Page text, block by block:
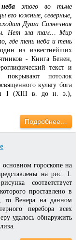
этого во тьме
его южные, северные,
Душа Солнечная
Нет зла там… Мир
где тень неба и тень
из известнейших
- Книга Бенен,
текст и
покрывают потолок
культу бога
I (XIII в. до н. э.),
Подробнее…
гороскопе на
на рис. 1.
соответствует
проставлено в
то Венера на данном
перебора всех
удалось обнаружить